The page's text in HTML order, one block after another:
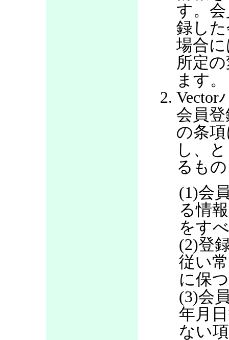
す。
録し
場合
所定
ます。
Vector
会員
の条
し、
るも
(1)会
る情
をす
(2)登
従い
に保
(3)会
年月
ない